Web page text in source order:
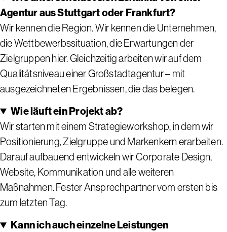
Agentur aus Stuttgart oder Frankfurt?
Wir kennen die Region. Wir kennen die Unternehmen,
die Wettbewerbssituation, die Erwartungen der
Zielgruppen hier. Gleichzeitig arbeiten wir auf dem
Qualitätsniveau einer Großstadtagentur – mit
ausgezeichneten Ergebnissen, die das belegen.
Wie läuft ein Projekt ab?
Wir starten mit einem Strategieworkshop, in dem wir
Positionierung, Zielgruppe und Markenkern erarbeiten.
Darauf aufbauend entwickeln wir Corporate Design,
Website, Kommunikation und alle weiteren
Maßnahmen. Fester Ansprechpartner vom ersten bis
zum letzten Tag.
Kann ich auch einzelne Leistungen